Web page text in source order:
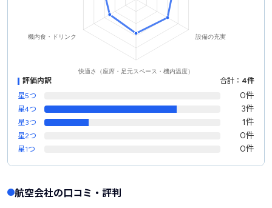
評価内訳 合計： 4件
星5つ
0件
星4つ 3件
星3つ 1件
星2つ 0件
星1つ 0件
航空会社の口コミ・評判